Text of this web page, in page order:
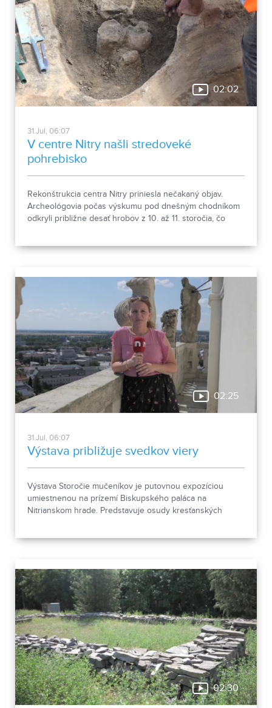
02:02
31.Jul, 06:07
V centre Nitry našli stredoveké
pohrebisko
Rekonštrukcia centra Nitry priniesla nečakaný objav.
Archeológovia počas výskumu pod dnešným chodníkom
odkryli približne desať hrobov z 10. až 11. storočia, čo
02:25
31.Jul, 06:07
Výstava približuje svedkov viery
Výstava Storočie mučeníkov je putovnou expozíciou
umiestnenou na prízemí Biskupského paláca na
Nitrianskom hrade. Predstavuje osudy kresťanských
02:30